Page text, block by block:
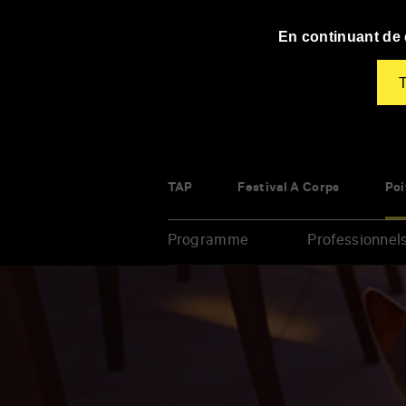
TAP Festival À Corps
Programme Professionnels
Renseigner
En continuant de